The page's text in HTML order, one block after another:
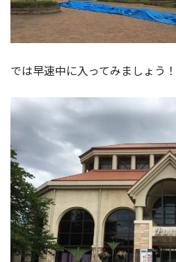
では早速中に入ってみましょう！